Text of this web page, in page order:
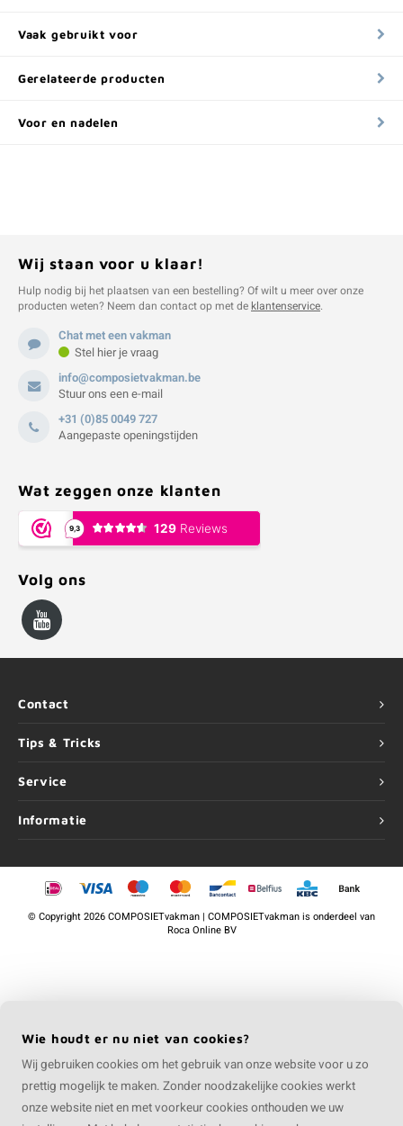
Vaak gebruikt voor
Gerelateerde producten
Voor en nadelen
Wij staan voor u klaar!
Hulp nodig bij het plaatsen van een bestelling? Of wilt u meer over onze
producten weten? Neem dan contact op met deklantenservice.
Chat met een vakman
Stel hier je vraag
info@composietvakman.be
Stuur ons een e-mail
+31 (0)85 0049 727
Aangepaste openingstijden
Wat zeggen onze klanten
Volg ons
Contact
Tips & Tricks
Service
Informatie
©Copyright2026 COMPOSIETvakman | COMPOSIETvakman is onderdeel van
Roca Online BV
Wie houdt er nu niet van cookies?
Wij gebruiken cookies om het gebruik van onze website voor u zo
prettig mogelijk te maken. Zonder noodzakelijke cookies werkt
onze website niet en met voorkeur cookies onthouden we uw